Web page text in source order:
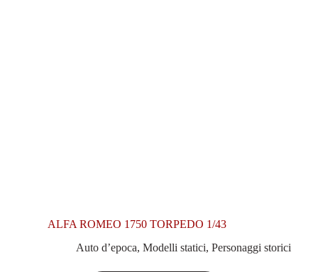
ALFA ROMEO 1750 TORPEDO 1/43
Auto d’epoca, Modelli statici, Personaggi storici